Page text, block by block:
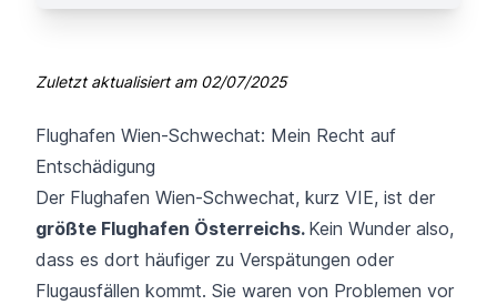
Zuletzt aktualisiert am 02/07/2025
Flughafen Wien-Schwechat: Mein Recht auf
Entschädigung
Der Flughafen Wien-Schwechat, kurz VIE, ist der
größte Flughafen Österreichs. Kein Wunder also,
dass es dort häufiger zu Verspätungen oder
Flugausfällen kommt. Sie waren von Problemen vor